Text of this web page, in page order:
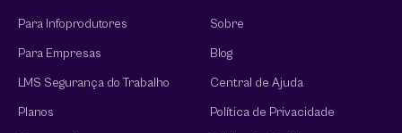
Para Infoprodutores
Para Empresas
LMS Segurança do Trabalho
Planos
Sobre
Blog
Central de Ajuda
Política de Privacidade